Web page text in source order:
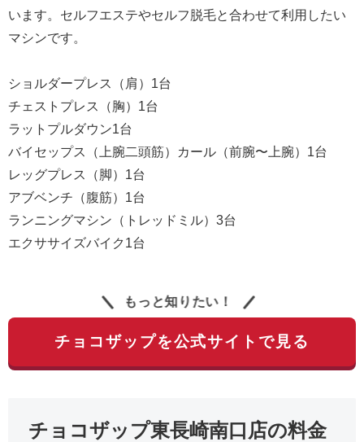
います。セルフエステやセルフ脱毛と合わせて利用したい
マシンです。
ショルダープレス（肩）1台
チェストプレス（胸）1台
ラットプルダウン1台
バイセップス（上腕二頭筋）カール（前腕〜上腕）1台
レッグプレス（脚）1台
アブベンチ（腹筋）1台
ランニングマシン（トレッドミル）3台
エクササイズバイク1台
もっと知りたい！
チョコザップを公式サイトで見る
チョコザップ東長崎南口店の料金